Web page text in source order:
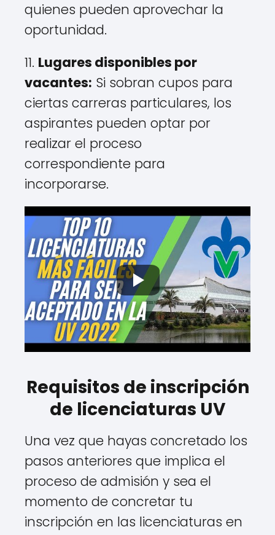
quienes pueden aprovechar la
oportunidad.
11. Lugares disponibles por
vacantes: Si sobran cupos para
ciertas carreras particulares, los
aspirantes pueden optar por
realizar el proceso
correspondiente para
incorporarse.
Requisitos de inscripción
de licenciaturas UV
Una vez que hayas concretado los
pasos anteriores que implica el
proceso de admisión y sea el
momento de concretar tu
inscripción en las licenciaturas en